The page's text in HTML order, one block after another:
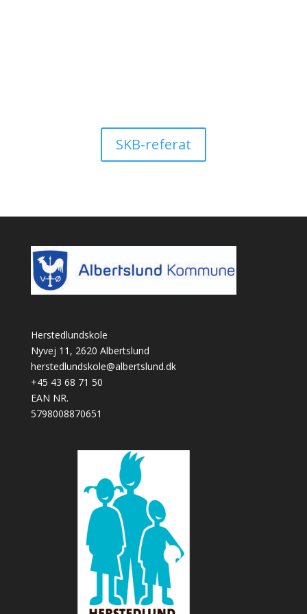
SKB-referat
Herstedlundskole
Nyvej 11, 2620 Albertslund
herstedlundskole@albertslund.dk
+45 43 68 71 50
EAN NR.
5798008870651